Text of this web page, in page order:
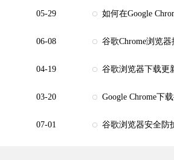
05-29 如何在Google
06-08 谷歌Chrome浏览
04-19 谷歌浏览器下载更
03-20 Google Chrome下
07-01 谷歌浏览器安全防